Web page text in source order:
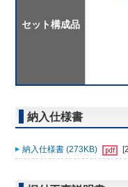
セット構成品
納入仕様書
納入仕様書 (273KB)